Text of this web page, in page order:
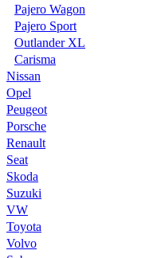
Pajero Wagon
Pajero Sport
Outlander XL
Carisma
Nissan
Opel
Peugeot
Porsche
Renault
Seat
Skoda
Suzuki
VW
Toyota
Volvo